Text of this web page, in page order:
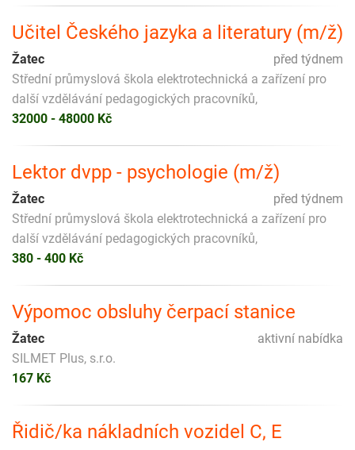
Učitel Českého jazyka a literatury (m/ž)
před týdnem
Žatec
Střední průmyslová škola elektrotechnická a zařízení pro
další vzdělávání pedagogických pracovníků,
32000 - 48000 Kč
Lektor dvpp - psychologie (m/ž)
před týdnem
Žatec
Střední průmyslová škola elektrotechnická a zařízení pro
další vzdělávání pedagogických pracovníků,
380 - 400 Kč
Výpomoc obsluhy čerpací stanice
aktivní nabídka
Žatec
SILMET Plus, s.r.o.
167 Kč
Řidič/ka nákladních vozidel C, E